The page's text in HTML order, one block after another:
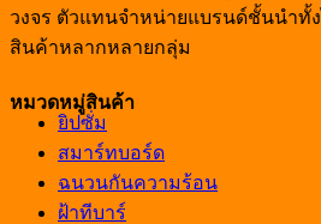
วงจร ตัวแทนจำหน่ายแบรนด์ชั้นนำทั้
สินค้าหลากหลายกลุ่ม
หมวดหมู่สินค้า
ยิปซั่ม
สมาร์ทบอร์ด
ฉนวนกันความร้อน
ฝ้าทีบาร์